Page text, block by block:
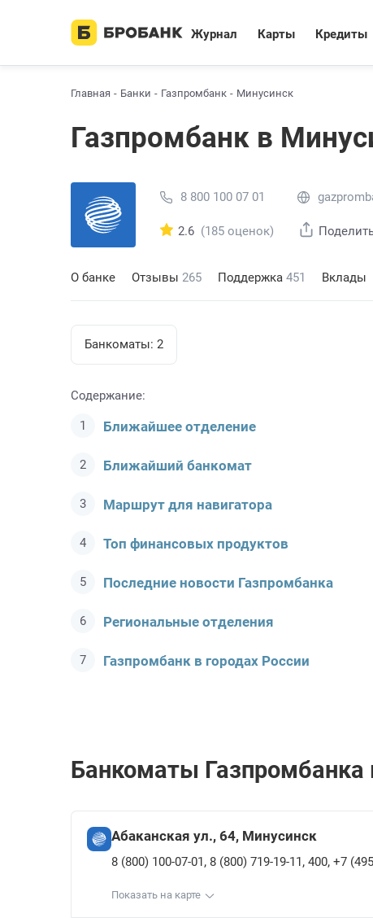
Журнал Карты Кредиты
Главная Банки Газпромбанк Минусинск
Газпромбанк в
8 800 100 07 01
2.6 (185 оценок)
О банке Отзывы 265 Поддержка 451 Вклады
Банкоматы: 2
Содержание:
Ближайшее отделение
Ближайший банкомат
Маршрут для навигатора
Топ финансовых продуктов
Последние новости Газпромбанкa
Региональные отделения
Газпромбанк в городах России
Банкоматы Газпромбанкa
Абаканская ул., 64, Минусинск
8 (800) 100-07-01, 8 (800) 719-19-11, 400, +7
Показать на карте